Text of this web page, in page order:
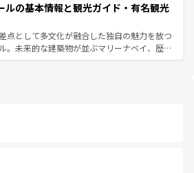
い。
は一年中温暖で、どの季節にも異なる楽しみ
。親しみやすいタイの人々、仏教を中心とし
て多様な観光資源が、訪れる旅人を魅了し続
なお、新着のタイ情報はコンテンツ一覧を参照して
れても感動するはず。観光スポットが密集し
よく見どころを回れるのも魅力。息をのむよ
文化的な体験まで、香港を存分に楽しみ尽く
なお、新着の香港情報はコンテンツ一覧を参照して
ルの基本情報と観光ガイド・有名観光
点として多文化が融合した独自の魅力を放つ
。未来的な建築物が並ぶマリーナベイ、歴史
ズは地元の風情を楽しめる外せないスポット